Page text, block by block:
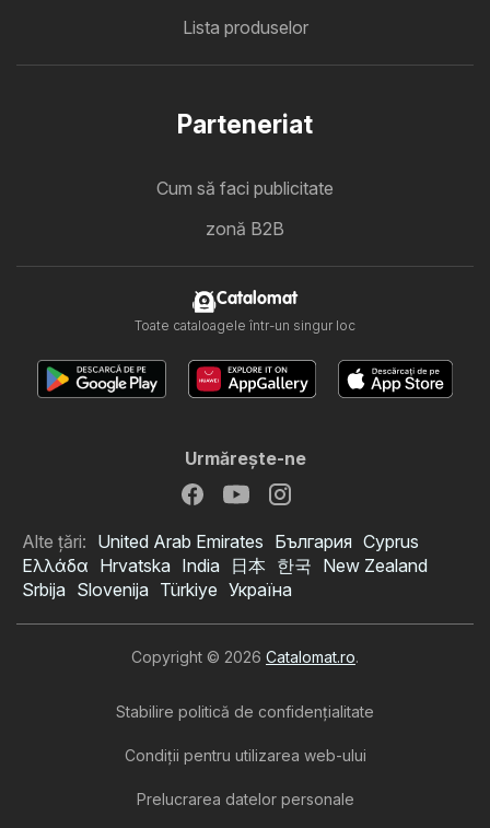
Catalog Profi
Lista produselor
Parteneriat
Cum să faci publicitate
zonă B2B
Catalomat
Toate cataloagele într-un singur loc
Urmăreşte-ne
Alte țări: United Arab Emirates България Cyprus
Ελλάδα Hrvatska India 日本 한국 New Zealand
Srbija Slovenija Türkiye Україна
Copyright © 2026 Catalomat.ro.
Stabilire politică de confidenţialitate
Condiţii pentru utilizarea web-ului
Prelucrarea datelor personale